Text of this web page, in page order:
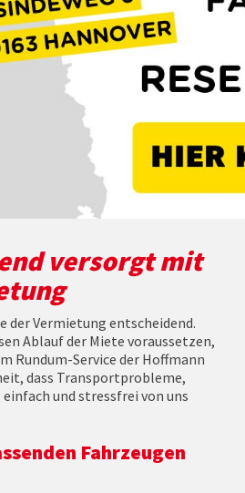
versorgt mit
der Vermietung entscheidend.
Ablauf der Miete voraussetzen,
Rundum-Service der Hoffmann
dass Transportprobleme,
und stressfrei von uns
Fahrzeugen